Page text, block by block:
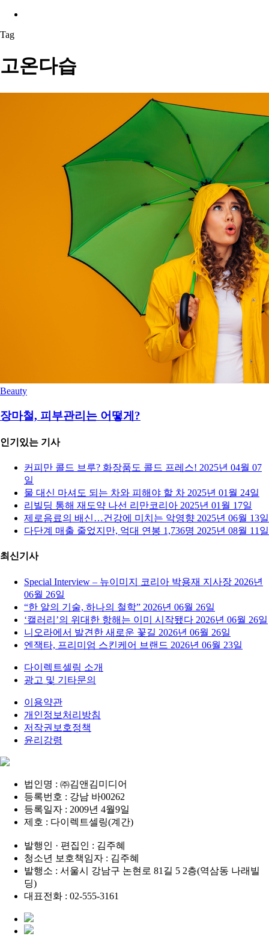
Tag
고온다습
Beauty
장마철, 피부관리는 어떻게?
인기있는 기사
커피만 콜드 브루? 화장품도 콜드 프레스! 2025년 04월 07
일
물 대신 마셔도 되는 차와 피해야 할 차 2025년 01월 24일
리빌딩 통해 재도약 나선 리만코리아 2025년 01월 17일
제로음료의 배신…건강에 미치는 악영향 2025년 06월 13일
다단계 매출 줄었지만, 억대 연봉 1,736명 2025년 08월 11일
최신기사
Special Interview – 뉴이미지 코리아 박용재 지사장 2026년
06월 26일
“한 알의 기술, 하나의 철학” 2026년 06월 26일
‘캘러리’의 위대한 항해는 이미 시작됐다 2026년 06월 26일
니오라에서 발견한 새로운 꽃길 2026년 06월 26일
엔잭타, 프리미엄 스킨케어 브랜드 2026년 06월 23일
다이렉트셀링 소개
광고 및 기타문의
이용약관
개인정보처리방침
저작권보호정책
윤리강령
법인명 : ㈜김앤김미디어
등록번호 : 강남 바00262
등록일자 : 2009년 4월9일
제호 : 다이렉트셀링(계간)
발행인 · 편집인 : 김주혜
청소년 보호책임자 : 김주혜
발행소 : 서울시 강남구 논현로 81길 5 2층(역삼동 나래빌
딩)
대표전화 : 02-555-3161